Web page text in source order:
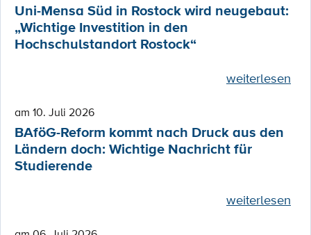
Uni-Mensa Süd in Rostock wird neugebaut:
„Wichtige Investition in den
Hochschulstandort Rostock“
weiterlesen
am 10. Juli 2026
BAföG-Reform kommt nach Druck aus den
Ländern doch: Wichtige Nachricht für
Studierende
weiterlesen